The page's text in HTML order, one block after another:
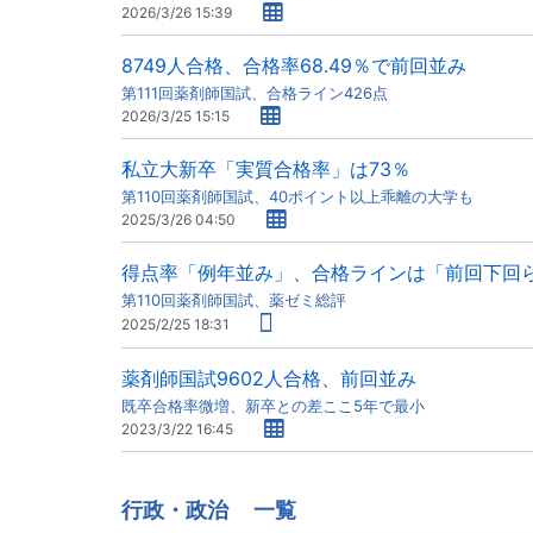
2026/3/26 15:39
8749人合格、合格率68.49％で前回並み
第111回薬剤師国試、合格ライン426点
2026/3/25 15:15
私立大新卒「実質合格率」は73％
第110回薬剤師国試、40ポイント以上乖離の大学も
2025/3/26 04:50
得点率「例年並み」、合格ラインは「前回下回
第110回薬剤師国試、薬ゼミ総評
2025/2/25 18:31
薬剤師国試9602人合格、前回並み
既卒合格率微増、新卒との差ここ5年で最小
2023/3/22 16:45
行政・政治 一覧